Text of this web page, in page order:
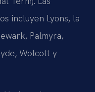
incluyen Lyons, la
Palmyra,
Wolcott y